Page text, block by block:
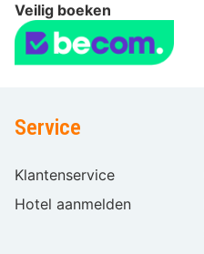
Veilig boeken
Service
Klantenservice
Hotel aanmelden